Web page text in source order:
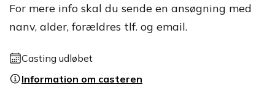
For mere info skal du sende en ansøgning med
nanv, alder, forældres tlf. og email.
Casting udløbet
Information om casteren